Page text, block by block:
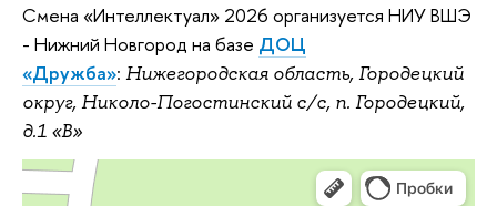
Смена «Интеллектуал» 2026 организуется НИУ ВШЭ
- Нижний Новгород на базе ДОЦ
«Дружба»: Нижегородская область, Городецкий
округ, Николо-Погостинский с/с, п. Городецкий,
д.1 «В»